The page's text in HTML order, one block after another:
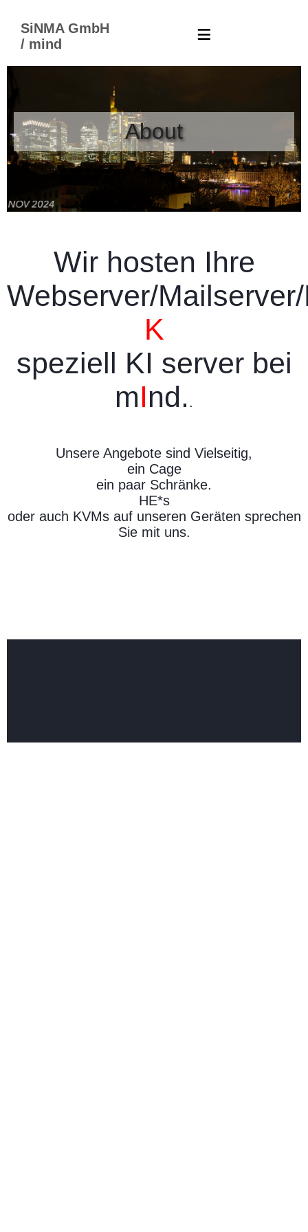
SiNMA GmbH
/ mind
≡
About
Wir hosten Ihre
Webserver/
K
speziell KI server bei
mInd. .
Unsere Angebote sind Vielseitig,
ein Cage
ein paar Schränke.
HE*s
oder auch KVMs auf unseren Geräten sprechen
Sie mit uns.